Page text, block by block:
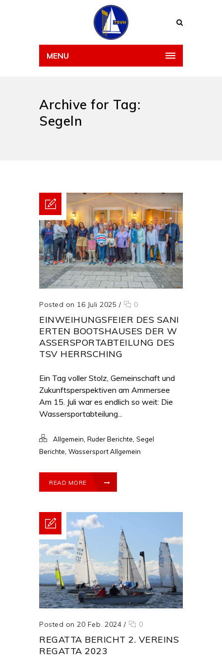
MENU
Archive for Tag:
Segeln
Posted on 16 Juli 2025 / 0
EINWEIHUNGSFEIER DES SANI
ERTEN BOOTSHAUSES DER W
ASSERSPORTABTEILUNG DES
TSV HERRSCHING
Ein Tag voller Stolz, Gemeinschaft und
Zukunftsperspektiven am Ammersee
Am 15. Juli war es endlich so weit: Die
Wassersportabteilung...
Allgemein, Ruder Berichte, Segel
Berichte, Wassersport Allgemein
READ MORE
Posted on 20 Feb. 2024 / 0
REGATTA BERICHT 2. VEREINS
REGATTA 2023